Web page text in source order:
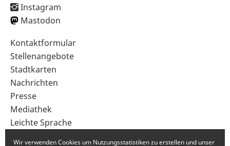
Instagram
Mastodon
Sekundärnavigation
im
Fußbereich
Kontaktformular
Stellenangebote
Stadtkarten
Nachrichten
Presse
Mediathek
Leichte Sprache
Wir verwenden Cookies um Nutzungsstatistiken zu erstellen und unser